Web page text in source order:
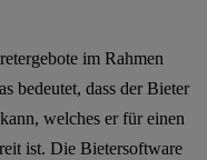
im Rahmen
bedeutet, dass der Bieter
welches er für einen
ist. Die Bietersoftware